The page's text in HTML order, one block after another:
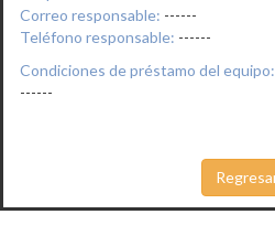
Correo responsable: ------
Teléfono responsable: ------
Condiciones de préstamo del equipo:
------